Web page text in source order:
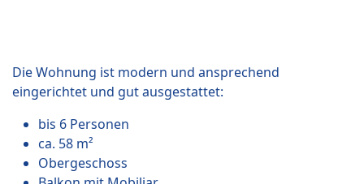
Die Wohnung ist modern und ansprechend
eingerichtet und gut ausgestattet:
bis 6 Personen
ca. 58 m²
Obergeschoss